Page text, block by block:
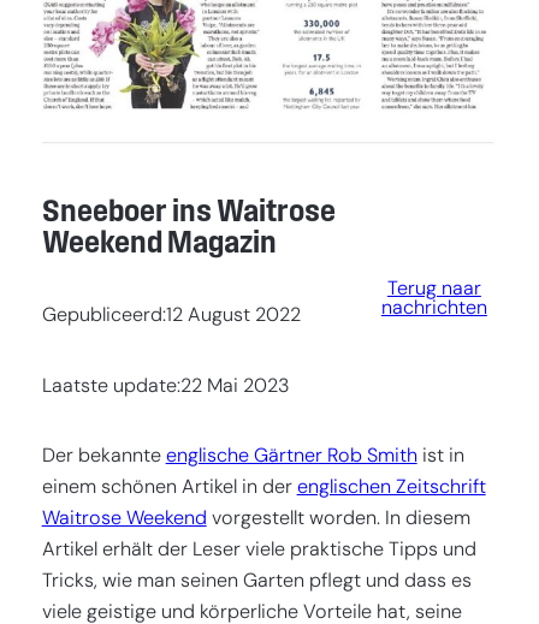
Sneeboer ins Waitrose
Weekend Magazin
Gepubliceerd:12 August 2022
Laatste update:22 Mai 2023
Terug naar
nachrichten
Der bekannte englische Gärtner Rob Smithist in
einem schönen Artikel in der englischen Zeitschrift
Waitrose Weekend vorgestellt worden. In diesem
Artikel erhält der Leser viele praktische Tipps und
Tricks, wie man seinen Garten pflegt und dass es
viele geistige und körperliche Vorteile hat, seine